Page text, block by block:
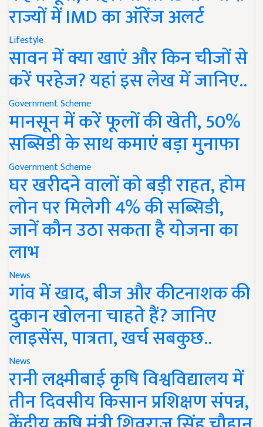
राज्यों में IMD का ऑरेंज अलर्ट
Lifestyle
सावन में क्या खाएं और किन चीजों से
करें परहेज? यहां इस लेख में जानिए..
Government Scheme
मानसून में करें फूलों की खेती, 50%
सब्सिडी के साथ कमाएं बड़ा मुनाफा
Government Scheme
घर खरीदने वालों को बड़ी राहत, होम
लोन पर मिलेगी 4% की सब्सिडी,
जानें कौन उठा सकता है योजना का
लाभ
News
गांव में खाद, बीज और कीटनाशक की
दुकान खोलना चाहते हैं? जानिए
लाइसेंस, पात्रता, खर्च सबकुछ..
News
रानी लक्ष्मीबाई कृषि विश्वविद्यालय में
तीन दिवसीय किसान प्रशिक्षण संपन्न,